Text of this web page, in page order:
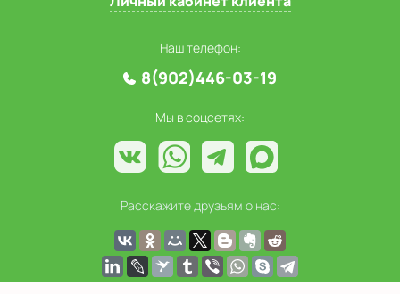
Наш телефон:
8(902)446-03-19
Мы в соцсетях:
Расскажите друзьям о нас: